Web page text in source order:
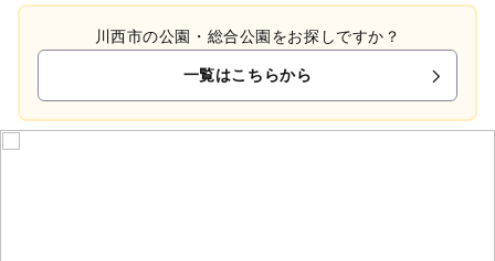
川西市の公園・総合公園をお探しですか？
一覧はこちらから